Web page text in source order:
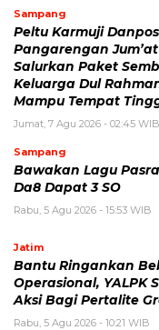
Sampang
Peltu Karmuji
Pangarengan
Salurkan Paket
Keluarga Dul
Mampu Tempat
Jumat, 7 Agu 2026 - 02:45 WIB
Sampang
Bawakan Lagu
Da8 Dapat 3 SO
Rabu, 5 Agu 2026 - 15:53 WIB
Jatim
Bantu Ringankan
Operasional, YALPK
Aksi Bagi Pertalite
Rabu, 5 Agu 2026 - 10:21 WIB